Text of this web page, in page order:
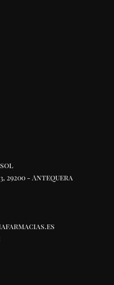
29200 - Antequera